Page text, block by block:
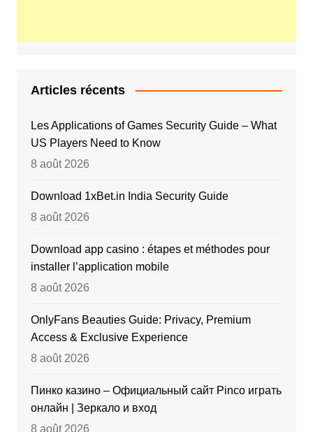
Articles récents
Les Applications of Games Security Guide – What
US Players Need to Know
8 août 2026
Download 1xBet.in India Security Guide
8 août 2026
Download app casino : étapes et méthodes pour
installer l’application mobile
8 août 2026
OnlyFans Beauties Guide: Privacy, Premium
Access & Exclusive Experience
8 août 2026
Пинко казино – Официальный сайт Pinco играть
онлайн | Зеркало и вход
8 août 2026